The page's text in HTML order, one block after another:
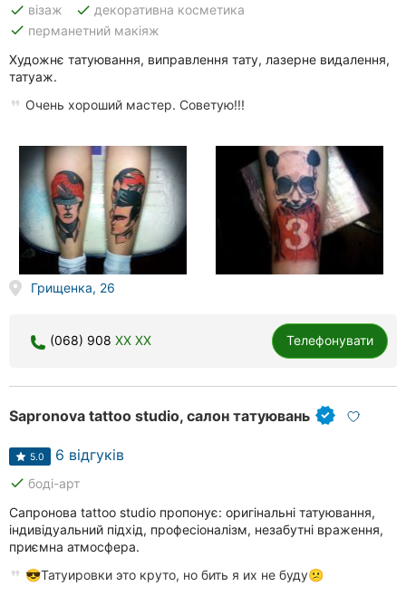
done візаж done декоративна косметика
done перманетний макіяж
Художнє татуювання, виправлення тату, лазерне видалення,
татуаж.
Очень хороший мастер. Советую!!!
Грищенка, 26
(068) 908 XX XX Телефонувати
Sapronova tattoo studio, салон татуювань
5.0 6 відгуків
done боді-арт
Сапронова tattoo studio пропонує: оригінальні татуювання,
індивідуальний підхід, професіоналізм, незабутні враження,
приємна атмосфера.
😎Татуировки это круто, но бить я их не буду😕